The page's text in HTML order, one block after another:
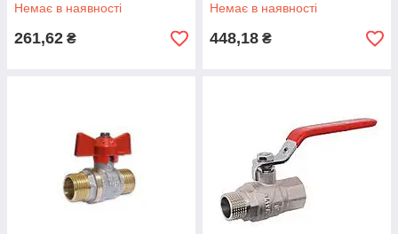
Немає в наявності
261,62 ₴
Немає в наявності
448,18 ₴